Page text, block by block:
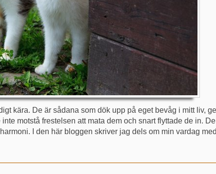
kära. De är sådana som dök upp på eget bevåg i mitt liv,
motstå frestelsen att mata dem och snart flyttade de in.
I den här bloggen skriver jag dels om min vardag